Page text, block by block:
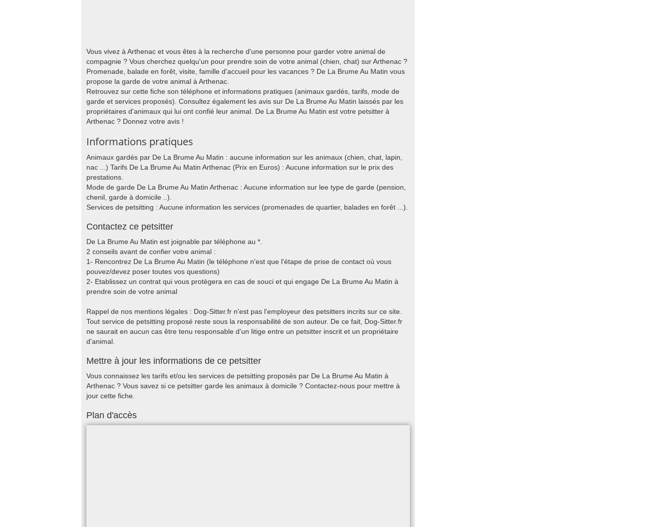
Vous vivez à Arthenac et vous êtes à la recherche d'une personne pour garder votre animal de
compagnie ? Vous cherchez quelqu'un pour prendre soin de votre animal (chien, chat) sur Arthenac ?
Promenade, balade en forêt, visite, famille d'accueil pour les vacances ? De La Brume Au Matin vous
propose la garde de votre animal à Arthenac.
Retrouvez sur cette fiche son téléphone et informations pratiques (animaux gardés, tarifs, mode de
garde et services proposés). Consultez également les avis sur De La Brume Au Matin laissés par les
propriétaires d'animaux qui lui ont confié leur animal. De La Brume Au Matin est votre petsitter à
Arthenac ? Donnez votre avis !
Informations pratiques
Animaux gardés par De La Brume Au Matin : aucune information sur les animaux (chien, chat, lapin,
nac ...) Tarifs De La Brume Au Matin Arthenac (Prix en Euros) : Aucune information sur le prix des
prestations.
Mode de garde De La Brume Au Matin Arthenac : Aucune information sur lee type de garde (pension,
chenil, garde à domicile ..).
Services de petsitting : Aucune information les services (promenades de quartier, balades en forêt ...).
Contactez ce petsitter
De La Brume Au Matin est joignable par téléphone au *.
2 conseils avant de confier votre animal :
1- Rencontrez De La Brume Au Matin (le téléphone n'est que l'étape de prise de contact où vous
pouvez/devez poser toutes vos questions)
2- Etablissez un contrat qui vous protègera en cas de souci et qui engage De La Brume Au Matin à
prendre soin de votre animal
Rappel de nos mentions légales : Dog-Sitter.fr n'est pas l'employeur des petsitters incrits sur ce site.
Tout service de petsitting proposé reste sous la responsabilité de son auteur. De ce fait, Dog-Sitter.fr
ne saurait en aucun cas être tenu responsable d'un litige entre un petsitter inscrit et un propriétaire
d'animal.
Mettre à jour les informations de ce petsitter
Vous connaissez les tarifs et/ou les services de petsitting proposés par De La Brume Au Matin à
Arthenac ? Vous savez si ce petsitter garde les animaux à domicile ? Contactez-nous pour mettre à
jour cette fiche.
Plan d'accès